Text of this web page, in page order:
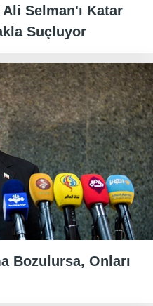
Selman'ı Katar
Suçluyor
Bozulursa, Onları